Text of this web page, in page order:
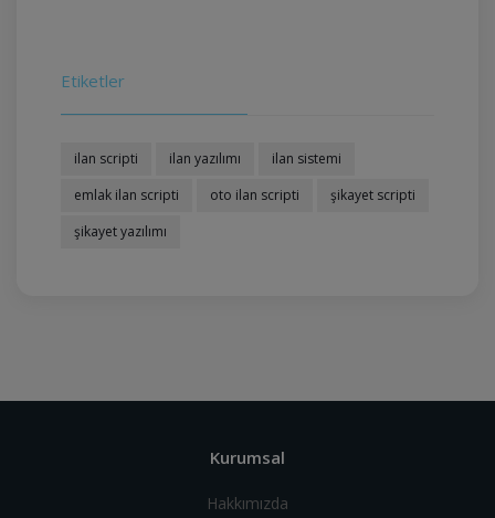
Etiketler
ilan scripti ilan yazılımı
ilan sistemi
emlak ilan scripti
oto ilan scripti
şikayet scripti
şikayet yazılımı
Kurumsal
Hakkımızda